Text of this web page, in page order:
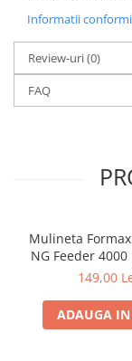
Informatii
Review-uri(0)
FAQ
Mulineta
NG Feeder
149,00
ADAUGA IN